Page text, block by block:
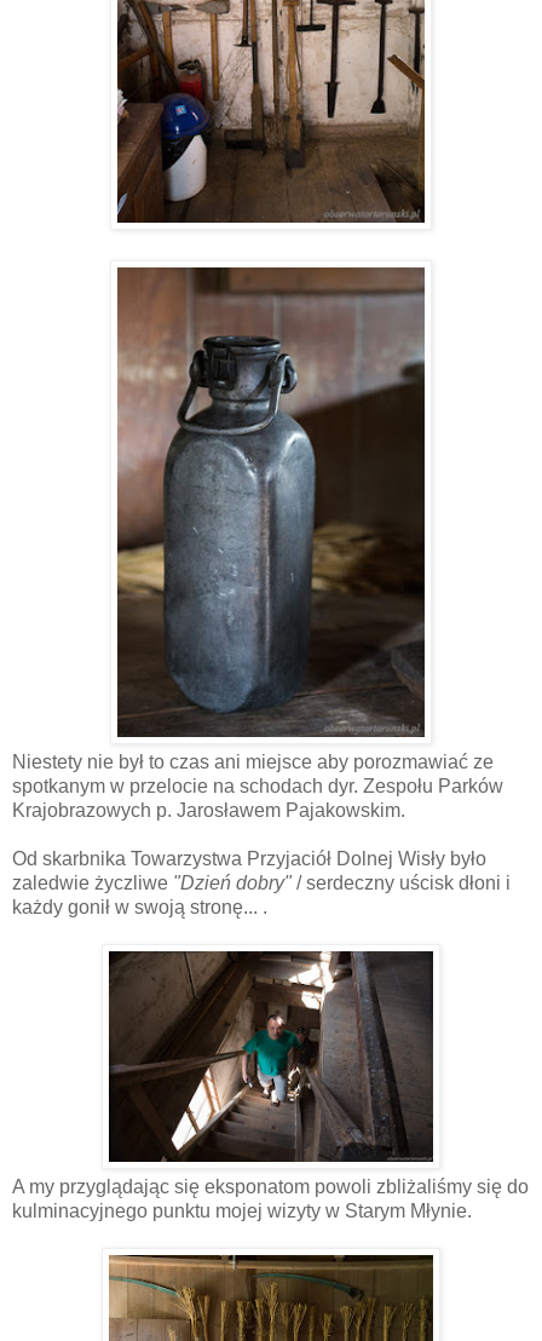
Niestety nie był to czas ani miejsce aby porozmawiać ze
spotkanym w przelocie na schodach dyr. Zespołu Parków
Krajobrazowych p. Jarosławem Pajakowskim.
Od skarbnika Towarzystwa Przyjaciół Dolnej Wisły było
zaledwie życzliwe "Dzień dobry" / serdeczny uścisk dłoni i
każdy gonił w swoją stronę... .
A my przyglądając się eksponatom powoli zbliżaliśmy się do
kulminacyjnego punktu mojej wizyty w Starym Młynie.